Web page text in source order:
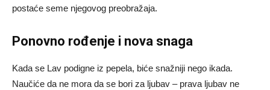
postaće seme njegovog preobražaja.
Ponovno rođenje i nova snaga
Kada se Lav podigne iz pepela, biće snažniji nego ikada.
Naučiće da ne mora da se bori za ljubav – prava ljubav ne